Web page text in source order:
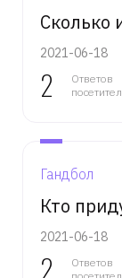
Сколько
2021-06-18
2
Ответов
Гандбол
Кто
2021-06-18
2
Ответов